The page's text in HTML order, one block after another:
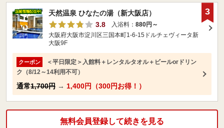
天然温泉 ひなたの湯（新大阪店）
3.8
入浴料： 880円～
大阪府大阪市淀川区三国本町1-6-15ドルチェヴィータ新
大阪9F
クーポン
＜平日限定＞入館料＋レンタルタオル＋ビールorドリン
ク（8/12～14利用不可）
通常1,700円 → 1,400円（300円お得！）
3
無料会員登録して続きを見る